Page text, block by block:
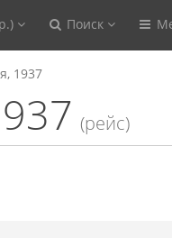
Поиск
1937
(рейс)